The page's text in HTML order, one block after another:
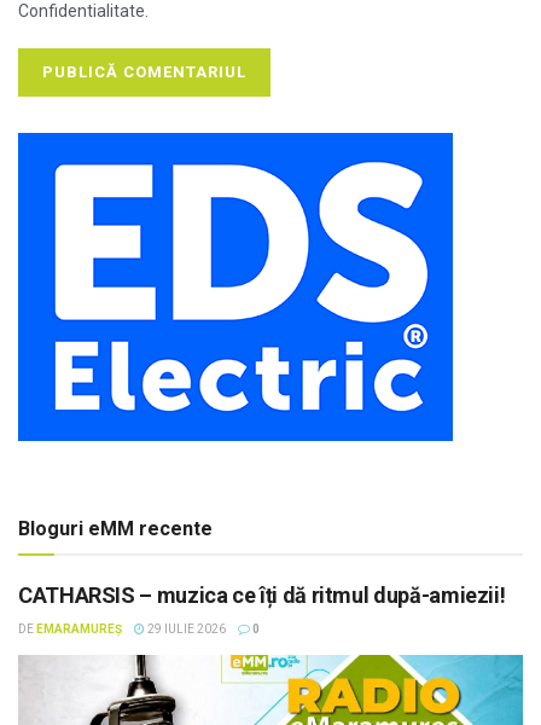
Confidentialitate.
Bloguri eMM recente
CATHARSIS – muzica ce îți dă ritmul după-amiezii!
DE EMARAMUREȘ 29 IULIE 2026 0